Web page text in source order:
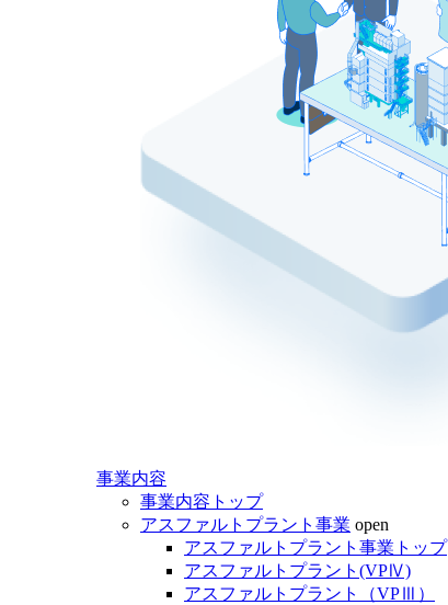
事業内容
事業内容トップ
アスファルトプラント事業 open
アスファルトプラント事業トップ
アスファルトプラント(VPⅣ)
アスファルトプラント（VPⅢ）